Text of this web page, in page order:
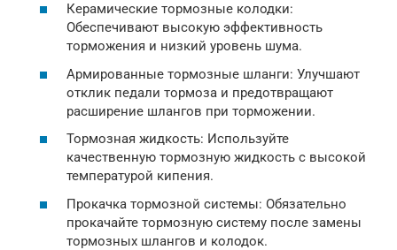
Керамические тормозные колодки:
Обеспечивают высокую эффективность
торможения и низкий уровень шума.
Армированные тормозные шланги: Улучшают
отклик педали тормоза и предотвращают
расширение шлангов при торможении.
Тормозная жидкость: Используйте
качественную тормозную жидкость с высокой
температурой кипения.
Прокачка тормозной системы: Обязательно
прокачайте тормозную систему после замены
тормозных шлангов и колодок.